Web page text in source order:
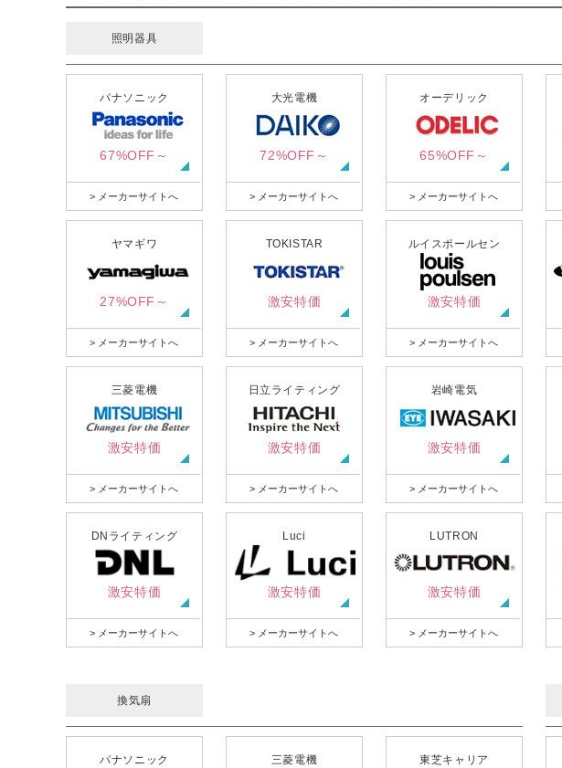
照明器具
パナソニック
67%OFF～
> メーカーサイトへ
大光電機
72%OFF～
> メーカーサイトへ
オーデリック
65%OFF～
> メーカーサイトへ
ヤマギワ
27%OFF～
> メーカーサイトへ
TOKISTAR
激安特価
> メーカーサイトへ
ルイスポールセン
激安特価
> メーカーサイトへ
三菱電機
激安特価
> メーカーサイトへ
日立ライティング
激安特価
> メーカーサイトへ
岩崎電気
激安特価
> メーカーサイトへ
DNライティング
激安特価
> メーカーサイトへ
Luci
激安特価
> メーカーサイトへ
LUTRON
激安特価
> メーカーサイトへ
換気扇
パナソニック 三菱電機 東芝キャリア